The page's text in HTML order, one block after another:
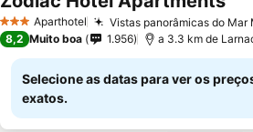
3 EstrelasAparthotel Vistas panorâmicas do Mar
Ver
8,2 Muito boa 1.956 a 3.3 km de
Selecione as datas para ver os
exatos.